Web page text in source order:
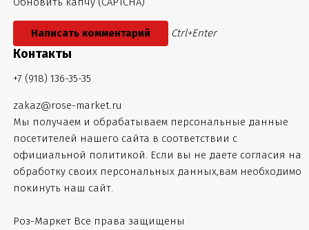
Ctrl+Enter
Контакты
+7 (918) 136-35-35
zakaz@rose-market.ru
Мы получаем и обрабатываем персональные данные
посетителей нашего сайта в соответствии с
официальной политикой
. Если вы не даете согласия на
обработку своих персональных данных,вам необходимо
покинуть наш сайт.
Роз-Маркет Все права защищены